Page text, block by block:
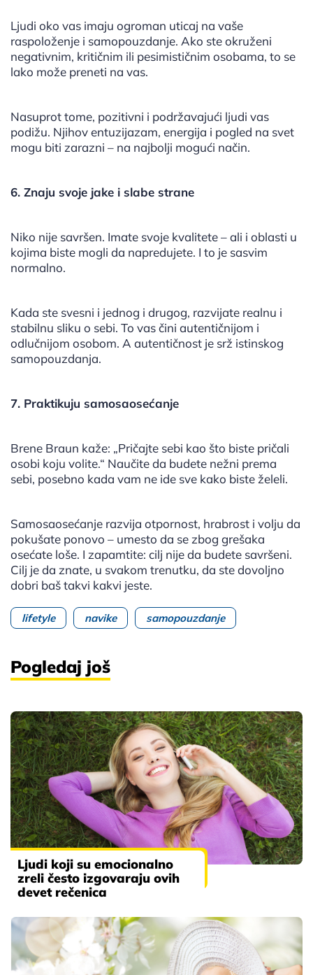
Ljudi oko vas imaju ogroman uticaj na vaše
raspoloženje i samopouzdanje. Ako ste okruženi
negativnim, kritičnim ili pesimističnim osobama, to se
lako može preneti na vas.
Nasuprot tome, pozitivni i podržavajući ljudi vas
podižu. Njihov entuzijazam, energija i pogled na svet
mogu biti zarazni – na najbolji mogući način.
6. Znaju svoje jake i slabe strane
Niko nije savršen. Imate svoje kvalitete – ali i oblasti u
kojima biste mogli da napredujete. I to je sasvim
normalno.
Kada ste svesni i jednog i drugog, razvijate realnu i
stabilnu sliku o sebi. To vas čini autentičnijom i
odlučnijom osobom. A autentičnost je srž istinskog
samopouzdanja.
7. Praktikuju samosaosećanje
Brene Braun kaže: „Pričajte sebi kao što biste pričali
osobi koju volite.“ Naučite da budete nežni prema
sebi, posebno kada vam ne ide sve kako biste želeli.
Samosaosećanje razvija otpornost, hrabrost i volju da
pokušate ponovo – umesto da se zbog grešaka
osećate loše. I zapamtite: cilj nije da budete savršeni.
Cilj je da znate, u svakom trenutku, da ste dovoljno
dobri baš takvi kakvi jeste.
lifetyle navike samopouzdanje
Pogledaj još
Ljudi koji su emocionalno
zreli često izgovaraju ovih
devet rečenica